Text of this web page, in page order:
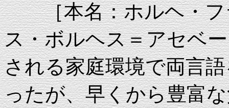
［本名：ホルヘ・フ
ス・ボルヘス＝アセベ
される家庭環境で両言
ったが、早くから豊富